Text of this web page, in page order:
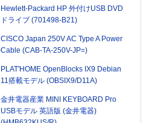
Hewlett-Packard HP 外付けUSB DVD
ドライブ (701498-B21)
CISCO Japan 250V AC Type A Power
Cable (CAB-TA-250V-JP=)
PLAT'HOME OpenBlocks IX9 Debian
11搭載モデル (OBSIX9/D11A)
金井電器産業 MINI KEYBOARD Pro
USBモデル 英語版 (金井電器)